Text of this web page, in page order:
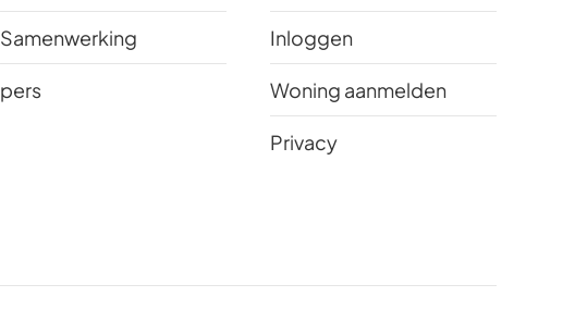
Samenwerking
pers
Inloggen
Woning aanmelden
Privacy